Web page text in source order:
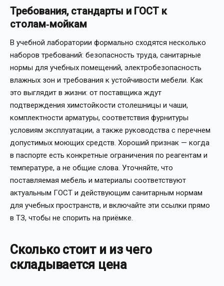
Требования, стандарты и ГОСТ к
столам‑мойкам
В учебной лаборатории формально сходятся несколько
наборов требований: безопасность труда, санитарные
нормы для учебных помещений, электробезопасность
влажных зон и требования к устойчивости мебели. Как
это выглядит в жизни: от поставщика ждут
подтверждения химстойкости столешницы и чаши,
комплектности арматуры, соответствия фурнитуры
условиям эксплуатации, а также руководства с перечнем
допустимых моющих средств. Хороший признак — когда
в паспорте есть конкретные ограничения по реагентам и
температуре, а не общие слова. Уточняйте, что
поставляемая мебель и материалы соответствуют
актуальным ГОСТ и действующим санитарным нормам
для учебных пространств, и включайте эти ссылки прямо
в ТЗ, чтобы не спорить на приёмке.
Сколько стоит и из чего
складывается цена